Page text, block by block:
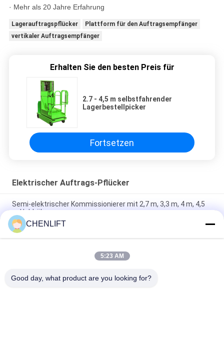
· Mehr als 20 Jahre Erfahrung
Lagerauftragspflücker
Plattform für den Auftragsempfänger
vertikaler Auftragsempfänger
Erhalten Sie den besten Preis für
2.7 - 4,5 m selbstfahrender
Lagerbestellpicker
Fortsetzen
Elektrischer Auftrags-Pflücker
Semi-elektrischer Kommissionierer mit 2,7 m, 3,3 m, 4 m, 4,5
m Hubhöhe
FSEP Modell Selbstfahrender vollelektrischer Arbeitsbühnen-
Kommissionierer, kundenspezifische Farbe
Selbstfahrender Kommissionierer für Luftaufnahmen,
CHENLIFT
5:23 AM
Good day, what product are you looking for?